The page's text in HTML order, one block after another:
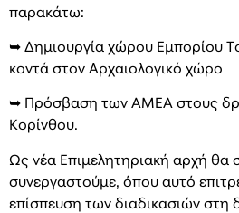
παρακάτω:
➥ Δημιουργία χώρου Εμπορίου
κοντά στον Αρχαιολογικό χώρο
➥ Πρόσβαση των ΑΜΕΑ στους
Κορίνθου.
Ως νέα Επιμελητηριακή αρχή θα
συνεργαστούμε, όπου αυτό
επίσπευση των διαδικασιών